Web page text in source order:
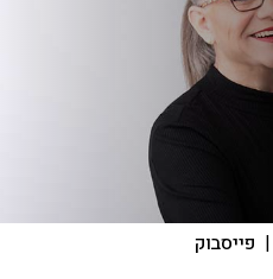
| פייסבוק